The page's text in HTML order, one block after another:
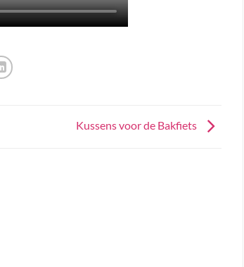
Kussens voor de Bakfiets